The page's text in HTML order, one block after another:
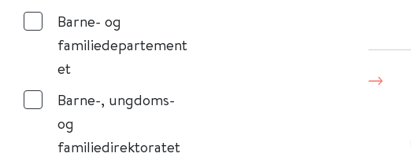
Barne- og
familiedepartement
et
Barne-, ungdoms-
og
familiedirektoratet